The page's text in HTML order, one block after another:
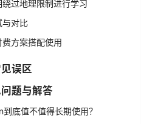
过地理限制进行学习
与对比
方案搭配使用
误区
题与解答
底值不值得长期使用？